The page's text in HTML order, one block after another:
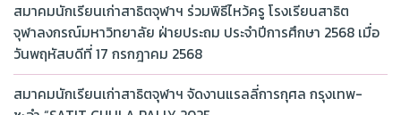
สมาคมนักเรียนเก่าสาธิตจุฬาฯ ร่วมพิธีไหว้ครู โรงเรียนสาธิต
จุฬาลงกรณ์มหาวิทยาลัย ฝ่ายประถม ประจำปีการศึกษา 2568 เมื่อ
วันพฤหัสบดีที่ 17 กรกฎาคม 2568
สมาคมนักเรียนเก่าสาธิตจุฬาฯ จัดงานแรลลี่การกุศล กรุงเทพ-